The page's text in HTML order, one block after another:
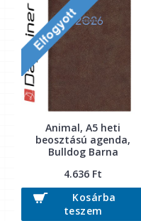
Animal, A5 heti
beosztású agenda,
Bulldog Barna
4.636 Ft
Kosárba
teszem